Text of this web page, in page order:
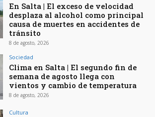
En Salta | El exceso de velocidad
desplaza al alcohol como principal
causa de muertes en accidentes de
tránsito
8 de agosto, 2026
Sociedad
Clima en Salta | El segundo fin de
semana de agosto llega con
vientos y cambio de temperatura
8 de agosto, 2026
Cultura